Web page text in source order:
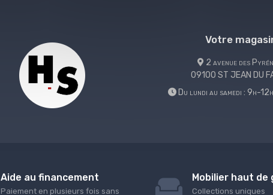
Votre
2 avenue des
09100 ST JEAN DU
Du lundi au samedi : 9h-
Aide au financement
Paiement en plusieurs fois sans
Mobilier haut de
Collections uniques